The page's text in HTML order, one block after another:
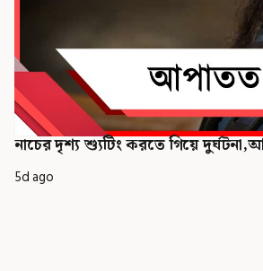
নাচের দৃশ্য শ্যুটিং করতে গিয়ে
5d ago